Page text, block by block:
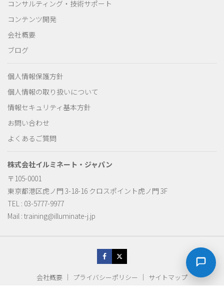
コンサルティング・技術サポート
コンテンツ開発
会社概要
ブログ
個人情報保護方針
個人情報の取り扱いについて
情報セキュリティ基本方針
お問い合わせ
よくあるご質問
株式会社イルミネート・ジャパン
〒105-0001
東京都港区虎ノ門 3-18-16 クロスポイント虎ノ門 3F
TEL : 03-5777-9977
Mail : training@illuminate-j.jp
会社概要 プライバシーポリシー サイトマップ